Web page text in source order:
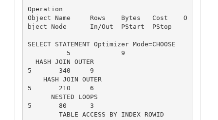
Operation
Object Name	Rows	Bytes	Cost	O
bject Node	In/Out	PStart	PStop
SELECT STATEMENT Optimizer Mode=CHOOSE
          5  	 	9
5  	340  	9
5  	210  	6
5  	80  	3